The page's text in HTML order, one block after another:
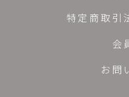
特定商取引
会
お問